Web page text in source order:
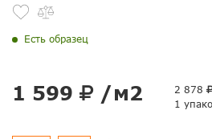
Есть образец
1 599 /м2 2 878
1